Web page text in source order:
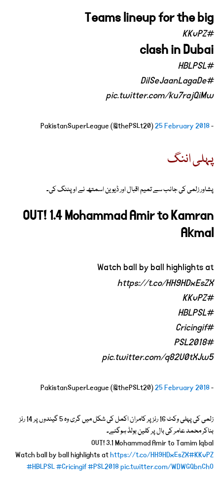
Teams lineup for the big
#KKvPZ
clash in Dubai
#HBLPSL
#DilSeJaanLagaDe
pic.twitter.com/ku7rajQiMw
- PakistanSuperLeague (@thePSLt20)
25 February 2018
پہلی اننگ
پشاور زلمی کی جانب سے تمیم اقبال اور ڈیوین اسمتھ نے اوپننگ کی۔
OUT! 1.4 Mohammad Amir to Kamran
Akmal
Watch ball by ball highlights at
https://t.co/HH9HDxEsZX
#KKvPZ
#HBLPSL
#Cricingif
#PSL2018
pic.twitter.com/q82U0tXJw5
- PakistanSuperLeague (@thePSLt20)
25 February 2018
زلمی کی پہلی وکٹ 16 رنز پر کامران اکمل کی شکل میں گری وہ 5 گیندوں پر 14 رنز
بناکر محمد عامر کی بال پر کلین بولڈ ہوگئے۔
OUT! 3.1 Mohammad Amir to Tamim Iqbal
Watch ball by ball highlights athttps://t.co/HH9HDxEsZX#KKvPZ
#HBLPSL#Cricingif#PSL2018pic.twitter.com/WDWGQbnChO